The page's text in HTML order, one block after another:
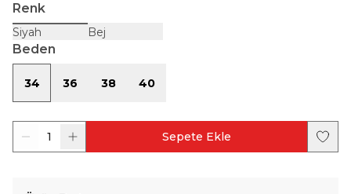
Renk
Siyah Bej
Beden
34 36 38 40
1 Sepete Ekle